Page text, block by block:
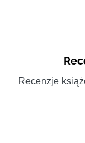
Recenzje